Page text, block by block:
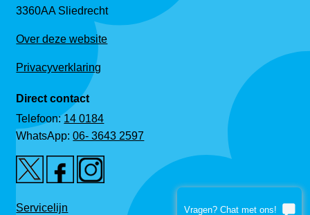
3360AA Sliedrecht
Over deze website
Privacyverklaring
Direct contact
Telefoon:14 0184
WhatsApp:06- 3643 2597
Servicelijn